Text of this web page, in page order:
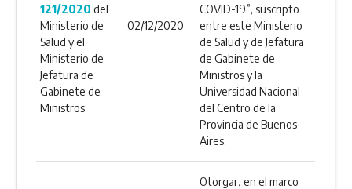
121/2020 del
Ministerio de
Salud y el
Ministerio de
Jefatura de
Gabinete de
Ministros
02/12/2020
COVID-19”, suscripto
entre este Ministerio
de Salud y de Jefatura
de Gabinete de
Ministros y la
Universidad Nacional
del Centro de la
Provincia de Buenos
Aires.
Otorgar, en el marco